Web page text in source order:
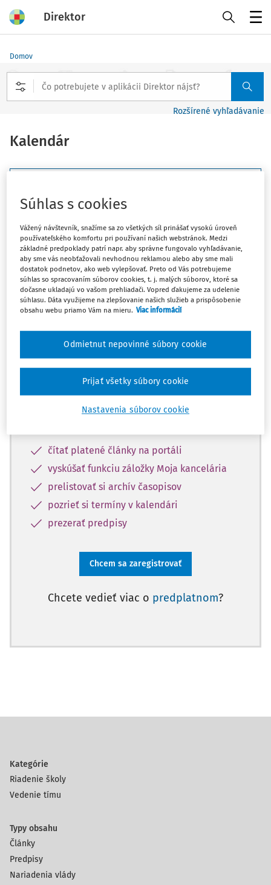
Direktor
Domov
Rozšírené vyhľadávanie
Kalendár
Tento deň Tento týždeň Nasledujúci týždeň
Tento mesiac Nasledujúci mesiac Vlastný rozsah
Máte predplatné? Prihláste sa
Zaregistrujte sa a aktivujte si 10-
dňový skúšobný prístup zdarma
Vďaka registrácii môžete využívať aj
vybraný obsah:
čítať platené články na portáli
vyskúšať funkciu záložky Moja kancelária
prelistovať si archív časopisov
pozrieť si termíny v kalendári
prezerať predpisy
Chcem sa zaregistrovať
Chcete vedieť viac o predplatnom?
Kategórie
Riadenie školy
Vedenie tímu
Typy obsahu
Články
Predpisy
Nariadenia vlády
Súhlas s cookies
Vážený návštevník, snažíme sa zo všetkých síl prinášať vysokú úroveň
používateľského komfortu pri používaní našich webstránok. Medzi
základné predpoklady patrí napr. aby správne fungovalo vyhľadávanie,
aby sme vás neobťažovali nevhodnou reklamou alebo aby sme mali
dostatok podnetov, ako web vylepšovať. Preto od Vás potrebujeme
súhlas so spracovaním súborov cookies, t. j. malých súborov, ktoré sa
dočasne ukladajú vo vašom prehliadači. Vopred ďakujeme za udelenie
súhlasu. Dáta využijeme na zlepšovanie našich služieb a prispôsobenie
obsahu webu priamo Vám na mieru. Viac informácií
Nastavenia súborov cookie
Odmietnut nepovinné súbory cookie
Prijať všetky súbory cookie